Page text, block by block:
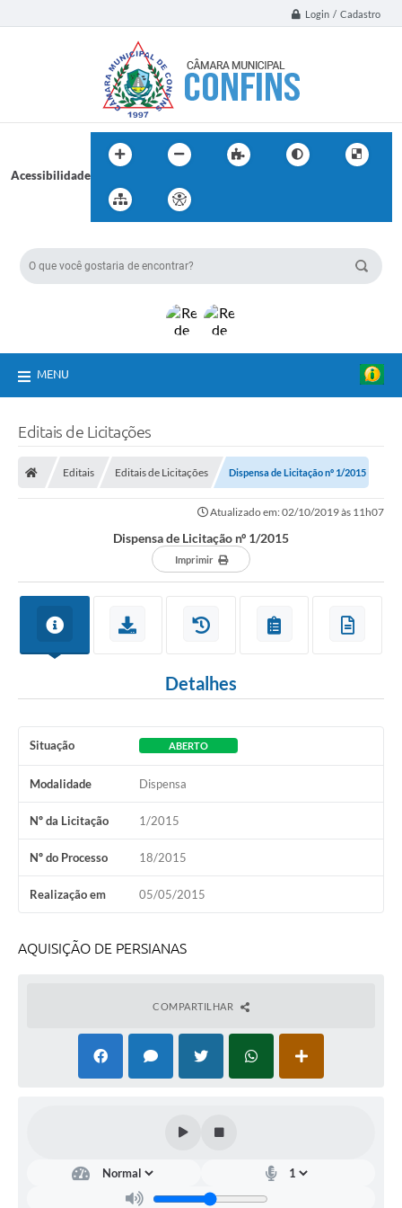
Login / Cadastro
Acessibilidade
MENU
Editais de Licitações
Editais Editais de Licitações Dispensa de Licitação nº 1/2015
Atualizado em: 02/10/2019 às 11h07
Dispensa de Licitação nº 1/2015
Imprimir
Detalhes
Situação ABERTO
Modalidade Dispensa
Nº da Licitação 1/2015
Nº do Processo 18/2015
Realização em 05/05/2015
AQUISIÇÃO DE PERSIANAS
COMPARTILHAR